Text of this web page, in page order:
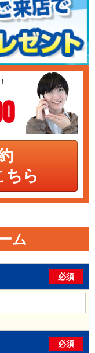
ちら
ム
必須
必須